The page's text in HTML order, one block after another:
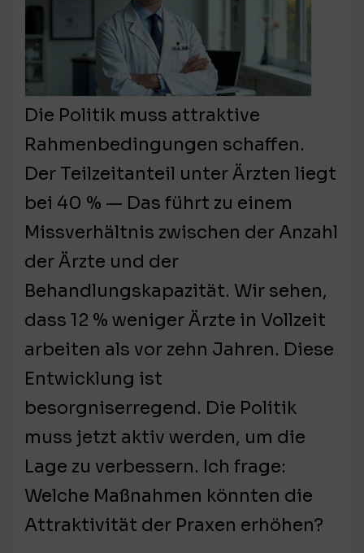
Die Politik muss attraktive
Rahmenbedingungen schaffen.
Der Teilzeitanteil unter Ärzten liegt
bei 40 % — Das führt zu einem
Missverhältnis zwischen der Anzahl
der Ärzte und der
Behandlungskapazität. Wir sehen,
dass 12 % weniger Ärzte in Vollzeit
arbeiten als vor zehn Jahren. Diese
Entwicklung ist
besorgniserregend. Die Politik
muss jetzt aktiv werden, um die
Lage zu verbessern. Ich frage:
Welche Maßnahmen könnten die
Attraktivität der Praxen erhöhen?